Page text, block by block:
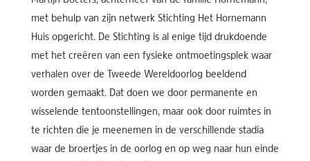
met behulp van zijn netwerk Stichting Het Hornemann
Huis opgericht. De Stichting is al enige tijd drukdoende
met het creëren van een fysieke ontmoetingsplek waar
verhalen over de Tweede Wereldoorlog beeldend
worden gemaakt. Dat doen we door permanente en
wisselende tentoonstellingen, maar ook door ruimtes in
te richten die je meenemen in de verschillende stadia
waar de broertjes in de oorlog en op weg naar hun einde